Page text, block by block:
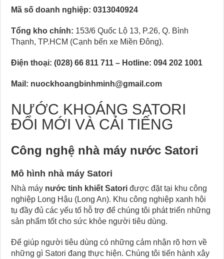
Mã số doanh nghiệp: 0313040924
Tổng kho chính: 153/6 Quốc Lộ 13, P.26, Q. Bình
Thạnh, TP.HCM (Cạnh bến xe Miền Đông).
Điện thoại: (028) 66 811 711 – Hotline: 094 202 1001
Mail: nuockhoangbinhminh@gmail.com
NƯỚC KHOÁNG SATORI
ĐỔI MỚI VÀ CẢI TIẾNG
Công nghệ nhà máy nước Satori
Mô hình nhà máy Satori
Nhà máy nước tinh khiết Satori được đặt tại khu công
nghiệp Long Hậu (Long An). Khu công nghiệp xanh hội
tụ đầy đủ các yếu tố hỗ trợ để chúng tôi phát triển những
sản phẩm tốt cho sức khỏe người tiêu dùng.
Để giúp người tiêu dùng có những cảm nhận rõ hơn về
những gì Satori đang thực hiện. Chúng tôi tiến hành xây